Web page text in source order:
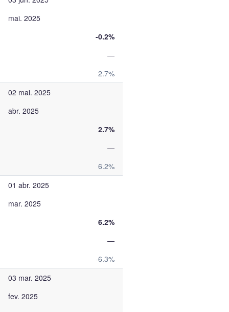
mai. 2025
-0.2%
—
2.7%
02 mai. 2025
abr. 2025
2.7%
—
6.2%
01 abr. 2025
mar. 2025
6.2%
—
-6.3%
03 mar. 2025
fev. 2025